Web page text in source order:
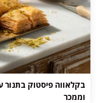
בקלאווה פיסטוק בתנור
וממכר